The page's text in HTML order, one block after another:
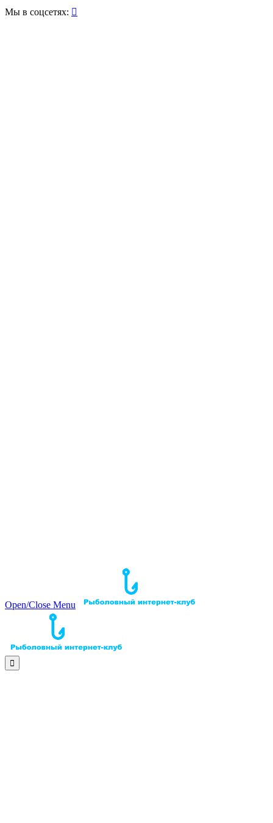
Мы в соцсетях: 
Open/Close Menu
